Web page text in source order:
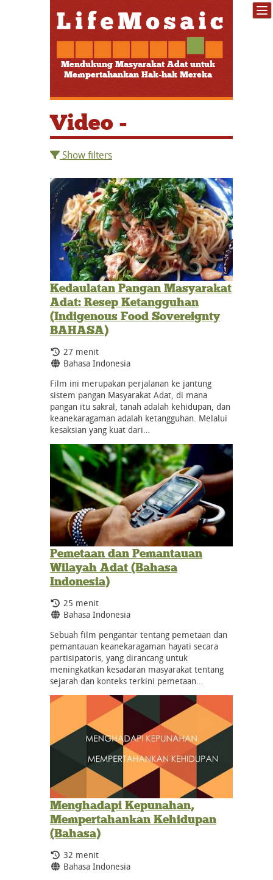
Mendukung Masyarakat Adat untuk
Mempertahankan Hak-hak Mereka
Video -
Show filters
Kedaulatan Pangan Masyarakat
Adat: Resep Ketangguhan
(Indigenous Food Sovereignty
BAHASA)
Durasi:
27 menit
Bahasa:
Bahasa Indonesia
Film ini merupakan perjalanan ke jantung
sistem pangan Masyarakat Adat, di mana
pangan itu sakral, tanah adalah kehidupan, dan
keanekaragaman adalah ketangguhan. Melalui
kesaksian yang kuat dari…
Pemetaan dan Pemantauan
Wilayah Adat (Bahasa
Indonesia)
Durasi:
25 menit
Bahasa:
Bahasa Indonesia
Sebuah film pengantar tentang pemetaan dan
pemantauan keanekaragaman hayati secara
partisipatoris, yang dirancang untuk
meningkatkan kesadaran masyarakat tentang
sejarah dan konteks terkini pemetaan…
Menghadapi Kepunahan,
Mempertahankan Kehidupan
(Bahasa)
Durasi:
32 menit
Bahasa:
Bahasa Indonesia